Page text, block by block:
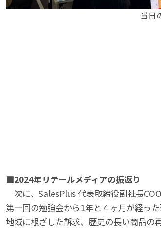
当日
■2024年リテールメディアの振返り
次に、SalesPlus 代表取締役副社長
第一回の勉強会から1年と４ヶ月が経っ
地域に根ざした訴求、歴史の長い商品の